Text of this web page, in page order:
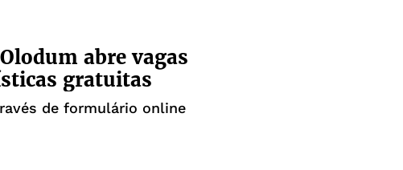
abre vagas
gratuitas
de formulário online